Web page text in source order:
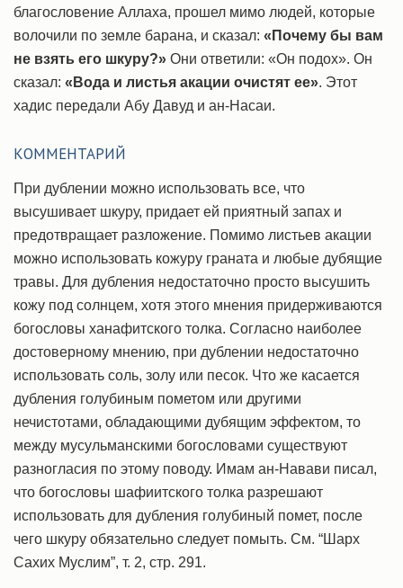
благословение Аллаха, прошел мимо людей, которые
волочили по земле барана, и сказал: «Почему бы вам
не взять его шкуру?» Они ответили: «Он подох». Он
сказал: «Вода и листья акации очистят ее». Этот
хадис передали Абу Давуд и ан-Насаи.
КОММЕНТАРИЙ
При дублении можно использовать все, что
высушивает шкуру, придает ей приятный запах и
предотвращает разложение. Помимо листьев акации
можно использовать кожуру граната и любые дубящие
травы. Для дубления недостаточно просто высушить
кожу под солнцем, хотя этого мнения придерживаются
богословы ханафитского толка. Согласно наиболее
достоверному мнению, при дублении недостаточно
использовать соль, золу или песок. Что же касается
дубления голубиным пометом или другими
нечистотами, обладающими дубящим эффектом, то
между мусульманскими богословами существуют
разногласия по этому поводу. Имам ан-Навави писал,
что богословы шафиитского толка разрешают
использовать для дубления голубиный помет, после
чего шкуру обязательно следует помыть. См. “Шарх
Сахих Муслим”, т. 2, стр. 291.